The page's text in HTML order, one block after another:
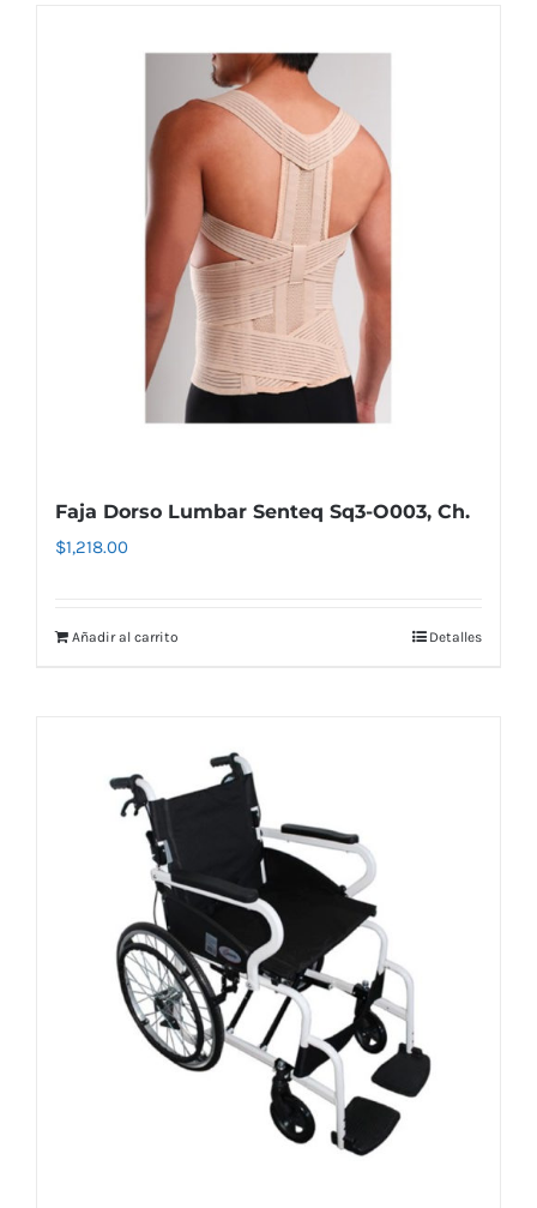
Faja Dorso Lumbar Senteq Sq3-O003, Ch.
$1,218.00
Añadir al carrito Detalles